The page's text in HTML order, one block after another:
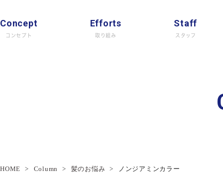
Concept
コンセプト
Efforts
取り組み
Staff
スタッフ
HOME Column 髪のお悩み ノンジアミンカラー